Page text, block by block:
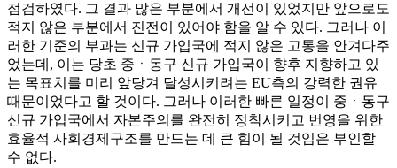
점검하였다. 그 결과 많은 부분에서 개선이 있었지만 앞으로도
적지 않은 부분에서 진전이 있어야 함을 알 수 있다. 그러나 이
러한 기준의 부과는 신규 가입국에 적지 않은 고통을 안겨다주
었는데, 이는 당초 중ㆍ동구 신규 가입국이 향후 지향하고 있
는 목표치를 미리 앞당겨 달성시키려는 EU측의 강력한 권유
때문이었다고 할 것이다. 그러나 이러한 빠른 일정이 중ㆍ동구
신규 가입국에서 자본주의를 완전히 정착시키고 번영을 위한
효율적 사회경제구조를 만드는 데 큰 힘이 될 것임은 부인할
수 없다.